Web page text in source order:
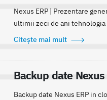
Nexus ERP | Prezentare
ultimii zeci de ani
Citește mai mult
Backup date
Backup date Nexus ERP in